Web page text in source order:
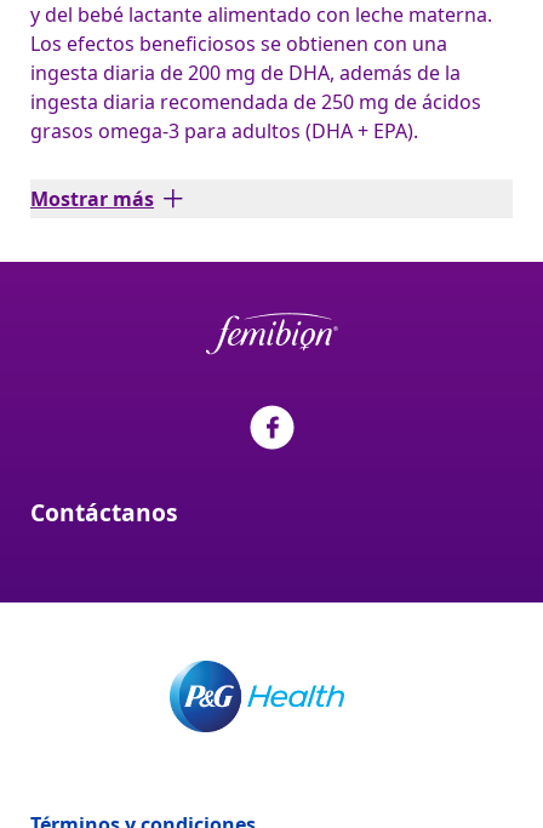
Mostrar más
y del bebé lactante alimentado con leche materna.
Los efectos beneficiosos se obtienen con una
ingesta diaria de 200 mg de DHA, además de la
ingesta diaria recomendada de 250 mg de ácidos
grasos omega-3 para adultos (DHA + EPA).
Contáctanos